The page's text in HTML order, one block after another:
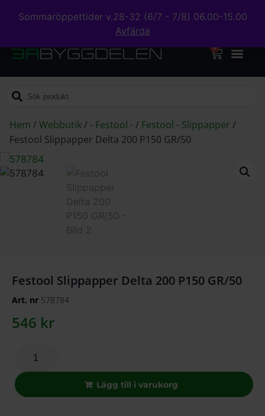
Sommaröppettider v.28-32 (6/7 - 7/8) 06.00-15.00
Avfärda
0
Hem /Webbutik/ - Festool -/ Festool - Slippapper /
Festool Slippapper Delta 200 P150 GR/50
Festool Slippapper Delta 200 P150 GR/50
Art. nr 578784
546 kr
Lägg till i varukorg